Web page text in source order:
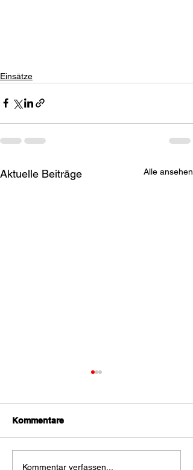
Einsätze
Aktuelle Beiträge Alle ansehen
Kommentare
Kommentar verfassen...